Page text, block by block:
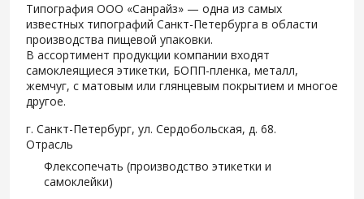
Типография ООО «Санрайз» — одна из самых
известных типографий Санкт-Петербурга в области
производства пищевой упаковки.
В ассортимент продукции компании входят
самоклеящиеся этикетки, БОПП-пленка, металл,
жемчуг, с матовым или глянцевым покрытием и многое
другое.
г. Санкт-Петербург, ул. Сердобольская, д. 68.
Отрасль
Флексопечать (производство этикетки и
самоклейки)